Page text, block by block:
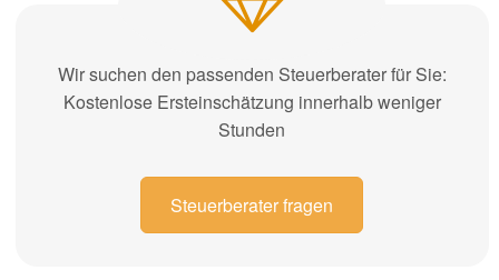
Wir suchen den passenden Steuerberater für Sie:
Kostenlose Ersteinschätzung innerhalb weniger
Stunden
Steuerberater fragen